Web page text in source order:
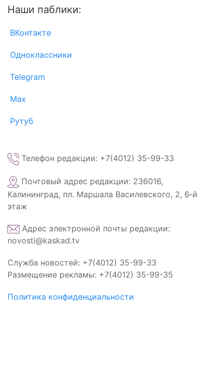
Наши паблики:
ВКонтакте
Одноклассники
Telegram
Max
Рутуб
Телефон редакции: +7(4012) 35-99-33
Почтовый адрес редакции: 236016,
Калининград, пл. Маршала Василевского, 2, 6‑й
этаж
Адрес электронной почты редакции:
novosti@kaskad.tv
Служба новостей: +7(4012) 35-99-33
Размещение рекламы: +7(4012) 35-99-35
Политика конфиденциальности